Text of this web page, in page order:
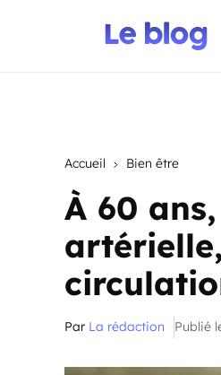
Accueil Bien être
À 60
Par La rédaction Publié